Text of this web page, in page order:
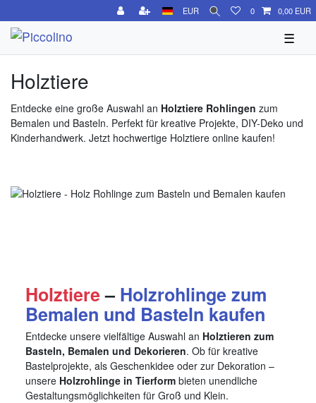
EUR 0 0,00 EUR
☰
Holztiere
Entdecke eine große Auswahl an Holztiere Rohlingen zum
Bemalen und Basteln. Perfekt für kreative Projekte, DIY-Deko und
Kinderhandwerk. Jetzt hochwertige Holztiere online kaufen!
Holztiere– Holzrohlinge zum
Bemalen und Basteln kaufen
Entdecke unsere vielfältige Auswahl an Holztieren zum
Basteln, Bemalen und Dekorieren. Ob für kreative
Bastelprojekte, als Geschenkidee oder zur Dekoration –
unsere Holzrohlinge in Tierform bieten unendliche
Gestaltungsmöglichkeiten für Groß und Klein.